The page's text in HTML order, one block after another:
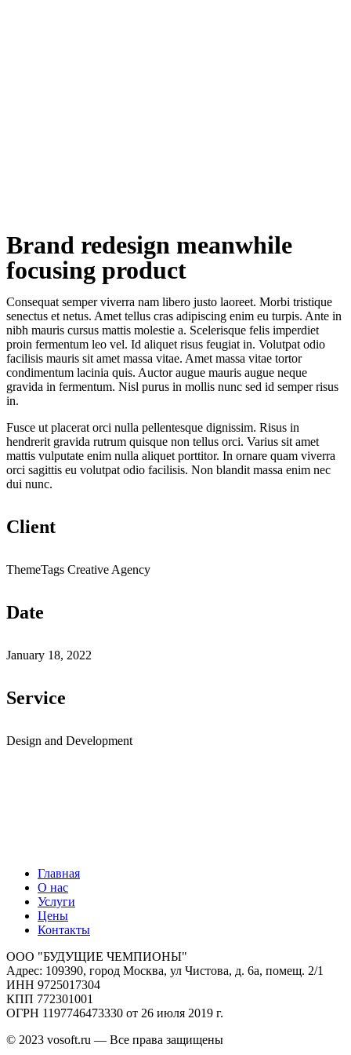
Brand redesign meanwhile
focusing product
Consequat semper viverra nam libero justo laoreet. Morbi tristique
senectus et netus. Amet tellus cras adipiscing enim eu turpis. Ante in
nibh mauris cursus mattis molestie a. Scelerisque felis imperdiet
proin fermentum leo vel. Id aliquet risus feugiat in. Volutpat odio
facilisis mauris sit amet massa vitae. Amet massa vitae tortor
condimentum lacinia quis. Auctor augue mauris augue neque
gravida in fermentum. Nisl purus in mollis nunc sed id semper risus
in.
Fusce ut placerat orci nulla pellentesque dignissim. Risus in
hendrerit gravida rutrum quisque non tellus orci. Varius sit amet
mattis vulputate enim nulla aliquet porttitor. In ornare quam viverra
orci sagittis eu volutpat odio facilisis. Non blandit massa enim nec
dui nunc.
Client
ThemeTags Creative Agency
Date
January 18, 2022
Service
Design and Development
Главная
О нас
Услуги
Цены
Контакты
ООО "БУДУЩИЕ ЧЕМПИОНЫ"
Адрес: 109390, город Москва, ул Чистова, д. 6а, помещ. 2/1
ИНН 9725017304
КПП 772301001
ОГРН 1197746473330 от 26 июля 2019 г.
© 2023 vosoft.ru — Все права защищены